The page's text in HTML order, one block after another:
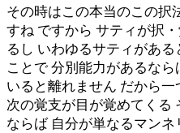
その時はこの本当のこの択
すね ですから サティが択
るし いわゆるサティがあ
ことで 分別能力があるな
いると離れません だから
次の覚支が目が覚めてくる
ならば 自分が単なるマン